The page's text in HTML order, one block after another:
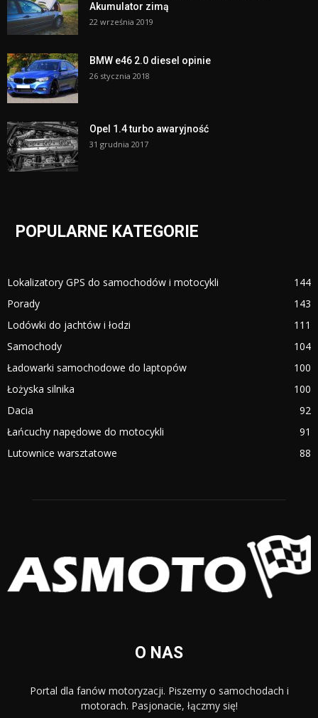
Akumulator zimą
22 września 2019
BMW e46 2.0 diesel opinie
26 stycznia 2018
Opel 1.4 turbo awaryjność
31 grudnia 2017
POPULARNE KATEGORIE
Lokalizatory GPS do samochodów i motocykli
144
Porady
143
Lodówki do jachtów i łodzi
111
Samochody
104
Ładowarki samochodowe do laptopów
100
Łożyska silnika
100
Dacia
92
Łańcuchy napędowe do motocykli
91
Lutownice warsztatowe
88
O NAS
Portal dla fanów motoryzacji. Piszemy o samochodach i
motorach. Pasjonacie, łączmy się!